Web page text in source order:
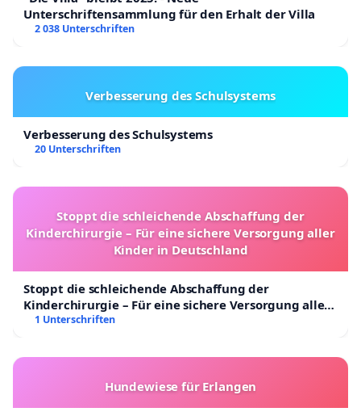
Unterschriftensammlung für den Erhalt der Villa
2 038 Unterschriften
Verbesserung des Schulsystems
Verbesserung des Schulsystems
20 Unterschriften
Stoppt die schleichende Abschaffung der
Kinderchirurgie – Für eine sichere Versorgung aller
Kinder in Deutschland
Stoppt die schleichende Abschaffung der
Kinderchirurgie – Für eine sichere Versorgung aller
Kinder in Deutschland
1 Unterschriften
Hundewiese für Erlangen